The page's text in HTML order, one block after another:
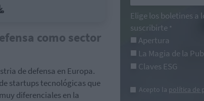
como sector
de defensa en Europa.
startups tecnológicas que
diferenciales en la
Elige los boletines a
suscribirte *
Apertura
La Magia de la
Claves ESG
Acepto la política de